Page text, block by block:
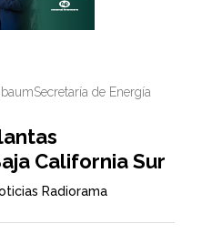
Secretaría de Energía
California Sur
Radiorama